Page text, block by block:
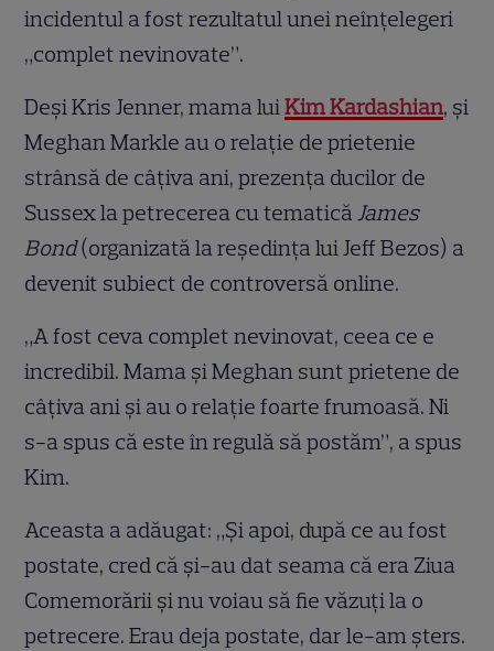
incidentul a fost rezultatul unei neînțelegeri
„complet nevinovate”.
Deși Kris Jenner, mama luiKim Kardashian, și
Meghan Markle au o relație de prietenie
strânsă de câțiva ani, prezența ducilor de
Sussex la petrecerea cu tematicăJames
Bond(organizată la reședința lui Jeff Bezos) a
devenit subiect de controversă online.
„A fost ceva complet nevinovat, ceea ce e
incredibil. Mama și Meghan sunt prietene de
câțiva ani și au o relație foarte frumoasă. Ni
s-a spus că este în regulă să postăm”, a spus
Kim.
Aceasta a adăugat: „Și apoi, după ce au fost
postate, cred că și-au dat seama că era Ziua
Comemorării și nu voiau să fie văzuți la o
petrecere. Erau deja postate, dar le-am șters.